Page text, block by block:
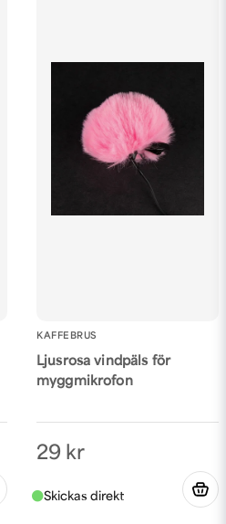
KAFFEBRUS
Ljusrosa vindpäls för
myggmikrofon
29 kr